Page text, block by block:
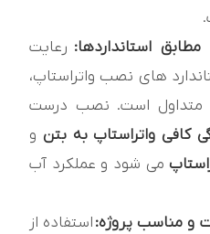
استانداردها: رعایت
های نصب واتراستاپ،
متداول است. نصب درست
واتراستاپ به بتن و
می شود و عملکرد آب
و مناسب پروژه:استفاده از